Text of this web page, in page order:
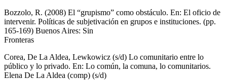
Bozzolo, R. (2008) El “grupismo” como obstáculo. En: El oficio de
intervenir. Políticas de subjetivación en grupos e instituciones. (pp.
165-169) Buenos Aires: Sin
Fronteras
Corea, De La Aldea, Lewkowicz (s/d) Lo comunitario entre lo
público y lo privado. En: Lo común, la comuna, lo comunitarios.
Elena De La Aldea (comp) (s/d)